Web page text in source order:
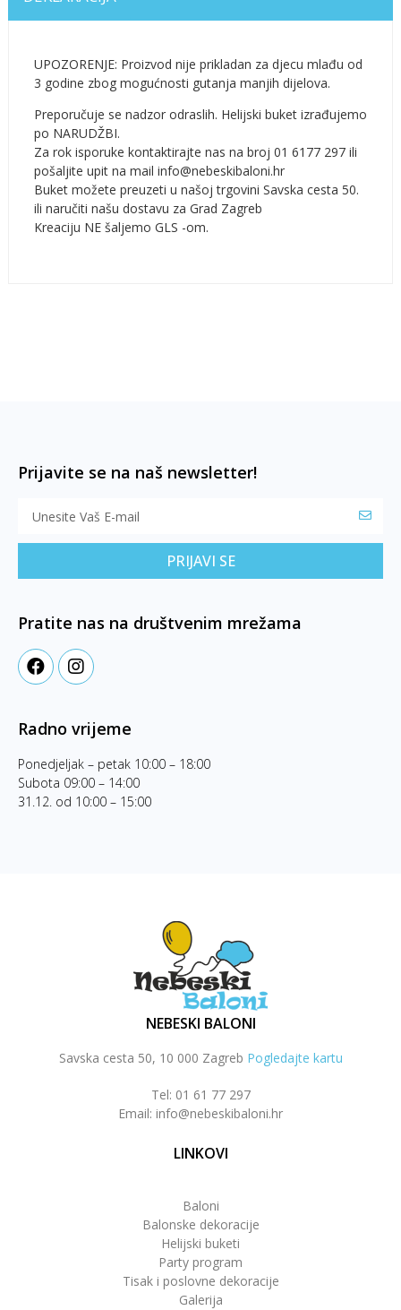
UPOZORENJE: Proizvod nije prikladan za djecu mlađu od
3 godine zbog mogućnosti gutanja manjih dijelova.
Preporučuje se nadzor odraslih. Helijski buket izrađujemo
po NARUDŽBI.
Za rok isporuke kontaktirajte nas na broj 01 6177 297 ili
pošaljite upit na mail info@nebeskibaloni.hr
Buket možete preuzeti u našoj trgovini Savska cesta 50.
ili naručiti našu dostavu za Grad Zagreb
Kreaciju NE šaljemo GLS -om.
Prijavite se na naš newsletter!
PRIJAVI SE
Pratite nas na društvenim mrežama
Radno vrijeme
Ponedjeljak – petak 10:00 – 18:00
Subota 09:00 – 14:00
31.12. od 10:00 – 15:00
NEBESKI BALONI
Savska cesta 50, 10 000 Zagreb Pogledajte kartu
Tel: 01 61 77 297
Email: info@nebeskibaloni.hr
LINKOVI
Baloni
Balonske dekoracije
Helijski buketi
Party program
Tisak i poslovne dekoracije
Galerija